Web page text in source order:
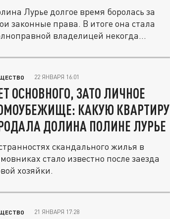
Лурье долгое время боролась за
законные права. В итоге она стала
владелицей некогда...
22 ЯНВАРЯ 16:01
ОСНОВНОГО, ЗАТО ЛИЧНОЕ
КАКУЮ КВАРТИРУ
ДОЛИНА ПОЛИНЕ ЛУРЬЕ
скандального жилья в
стало известно после заезда
хозяйки.
21 ЯНВАРЯ 17:28